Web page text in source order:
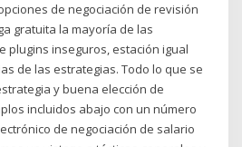
de negociación de revisión
gratuita la mayoría de las
plugins inseguros, estación igual
de las estrategias. Todo lo que se
y buena elección de
incluidos abajo con un número
de negociación de salario